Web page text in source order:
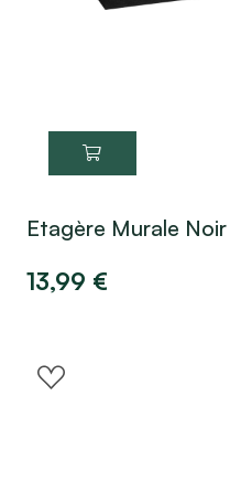
Etagère Murale
13,99 €